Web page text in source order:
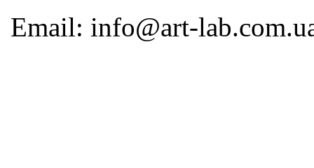
Email: info@art-